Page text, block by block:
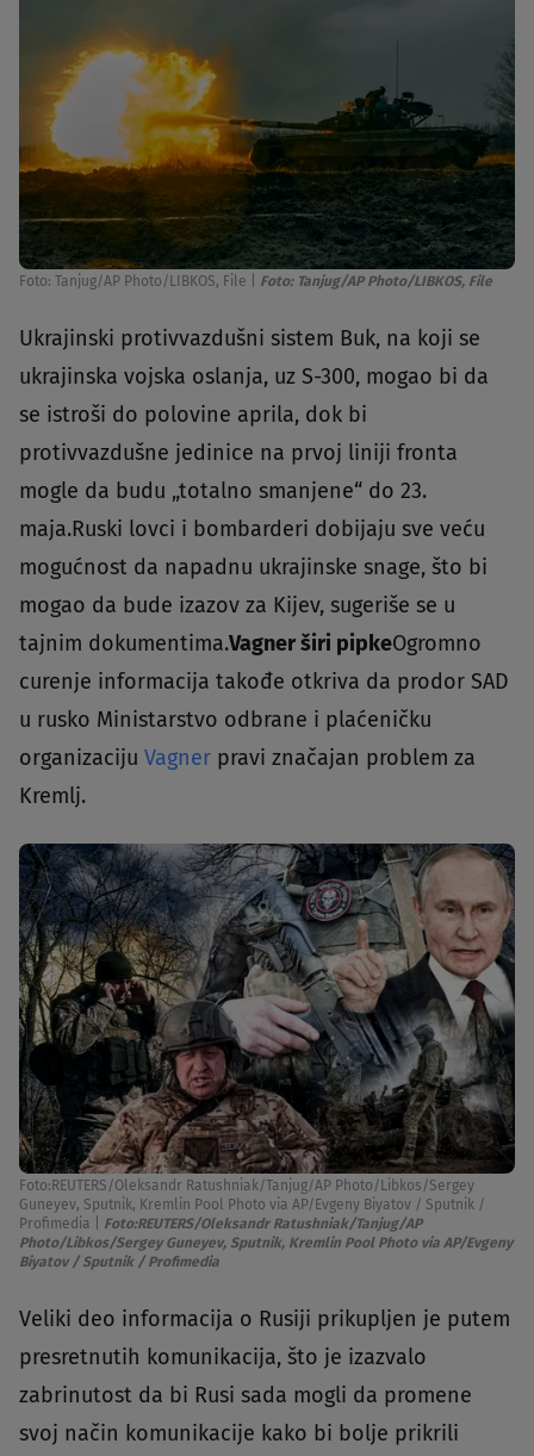
Foto: Tanjug/AP Photo/LIBKOS, File Foto: Tanjug/AP Photo/LIBKOS, File
Ukrajinski protivvazdušni sistem Buk, na koji se
ukrajinska vojska oslanja, uz S-300, mogao bi da
se istroši do polovine aprila, dok bi
protivvazdušne jedinice na prvoj liniji fronta
mogle da budu „totalno smanjene“ do 23.
maja.Ruski lovci i bombarderi dobijaju sve veću
mogućnost da napadnu ukrajinske snage, što bi
mogao da bude izazov za Kijev, sugeriše se u
tajnim dokumentima.Vagner širi pipkeOgromno
curenje informacija takođe otkriva da prodor SAD
u rusko Ministarstvo odbrane i plaćeničku
organizaciju Vagner pravi značajan problem za
Kremlj.
Foto:REUTERS/Oleksandr Ratushniak/Tanjug/AP Photo/Libkos/Sergey
Guneyev, Sputnik, Kremlin Pool Photo via AP/Evgeny Biyatov / Sputnik /
Profimedia
Foto:REUTERS/Oleksandr Ratushniak/Tanjug/AP
Photo/Libkos/Sergey Guneyev, Sputnik, Kremlin Pool Photo via AP/Evgeny
Biyatov / Sputnik / Profimedia
Veliki deo informacija o Rusiji prikupljen je putem
presretnutih komunikacija, što je izazvalo
zabrinutost da bi Rusi sada mogli da promene
svoj način komunikacije kako bi bolje prikrili